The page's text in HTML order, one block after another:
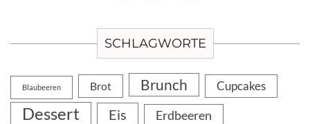
SCHLAGWORTE
Blaubeeren Brot Brunch Cupcakes
Dessert Eis Erdbeeren